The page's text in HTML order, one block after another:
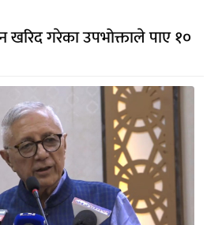
खरिद गरेका उपभोक्ताले पाए १०